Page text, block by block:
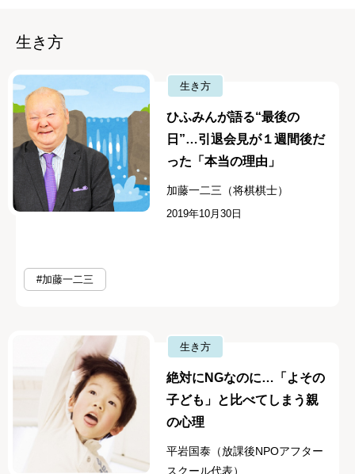
生き方
生き方
ひふみんが語る“最後の
日”…引退会見が１週間後だ
った「本当の理由」
加藤一二三（将棋棋士）
2019年10月30日
#加藤一二三
生き方
絶対にNGなのに…「よその
子ども」と比べてしまう親
の心理
平岩国泰（放課後NPOアフター
スクール代表）